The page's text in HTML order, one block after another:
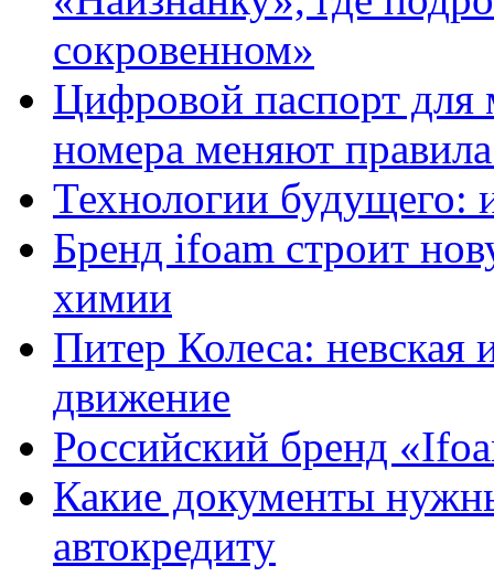
сокровенном»
Цифровой паспорт для
номера меняют
Технологии будущего:
Бренд ifoam строит
химии
Питер Колеса: невская
движение
Российский бренд
Какие документы
автокредиту